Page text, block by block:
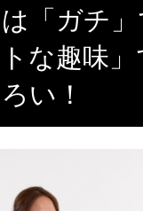
「ガチ」
トな趣味
い！